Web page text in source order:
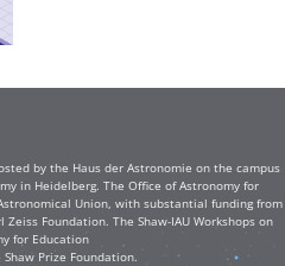
by the Haus der Astronomie on the campus
in Heidelberg. The Office of Astronomy for
Union, with substantial funding from
Foundation. The Shaw-IAU Workshops on
for Education
Prize Foundation.